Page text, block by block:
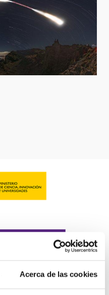
Acerca de las cookies